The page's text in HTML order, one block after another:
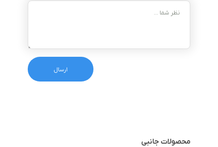
محصولات جانبی